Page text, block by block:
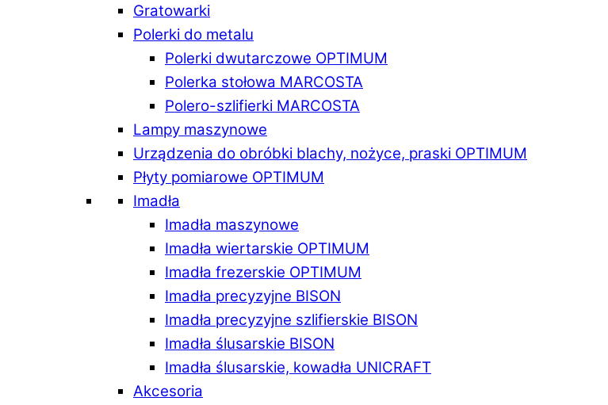
Gratowarki
Polerki do metalu
Polerki dwutarczowe OPTIMUM
Polerka stołowa MARCOSTA
Polero-szlifierki MARCOSTA
Lampy maszynowe
Urządzenia do obróbki blachy, nożyce, praski OPTIMUM
Płyty pomiarowe OPTIMUM
Imadła
Imadła maszynowe
Imadła wiertarskie OPTIMUM
Imadła frezerskie OPTIMUM
Imadła precyzyjne BISON
Imadła precyzyjne szlifierskie BISON
Imadła ślusarskie BISON
Imadła ślusarskie, kowadła UNICRAFT
Akcesoria